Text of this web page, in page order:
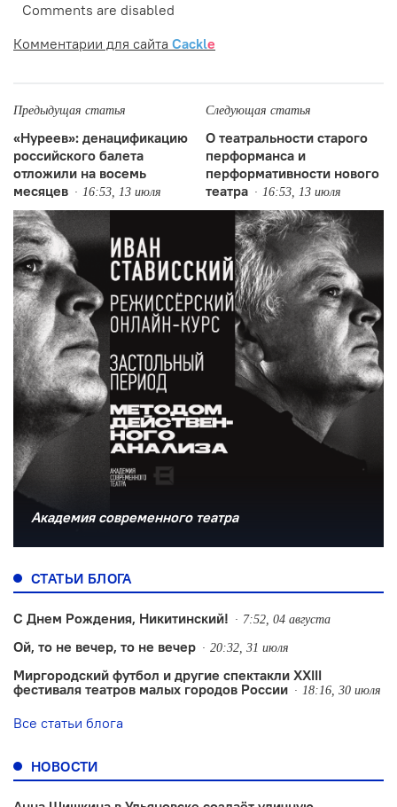
Comments are disabled
Комментарии для сайта Cackle
Предыдущая статья
«Нуреев»: денацификацию
российского балета
отложили на восемь
месяцев
16:53, 13 июля
Следующая статья
О театральности старого
перформанса и
перформативности нового
театра
16:53, 13 июля
Академия современного театра
СТАТЬИ БЛОГА
С Днем Рождения, Никитинский! 7:52, 04 августа
Ой, то не вечер, то не вечер 20:32, 31 июля
Миргородский футбол и другие спектакли XXIII
фестиваля театров малых городов России
18:16, 30 июля
Все статьи блога
НОВОСТИ